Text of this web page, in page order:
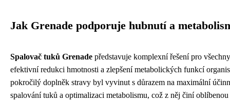
Jak Grenade podporuje hubnutí a
Spalovač tuků Grenade představuje komplexní řešení pro
efektivní redukci hmotnosti a zlepšení metabolických funkcí
pokročilý doplněk stravy byl vyvinut s důrazem na maximální
spalování tuků a optimalizaci metabolismu, což z něj činí